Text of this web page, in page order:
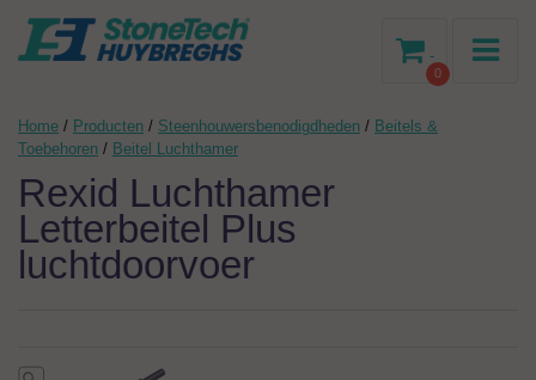
0
-
Home / Producten / Steenhouwersbenodigdheden / Beitels &
Toebehoren / Beitel Luchthamer
Rexid Luchthamer
Letterbeitel Plus
luchtdoorvoer